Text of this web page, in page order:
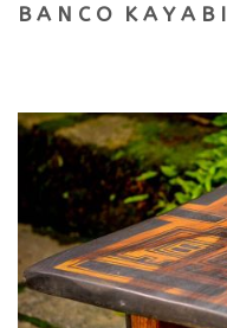
B A N C O K A Y A B I